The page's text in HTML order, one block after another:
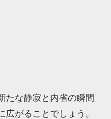
たな静寂と内省の瞬間
広がることでしょう。